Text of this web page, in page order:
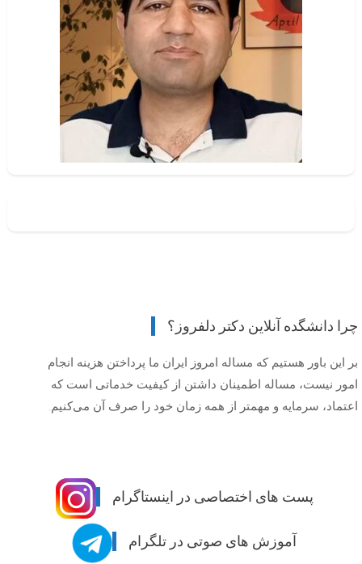
چرا دانشگده آنلاین دکتر دلفروز؟
بر این باور هستیم که مساله امروز ایران ما پرداختن هزینه انجام
امور نیست، مساله اطمینان داشتن از کیفیت خدماتی است که
اعتماد، سرمایه و مهمتر از همه زمان خود را صرف آن می‌کنیم.
پست های اختصاصی در اینستاگرام
آموزش های صوتی در تلگرام